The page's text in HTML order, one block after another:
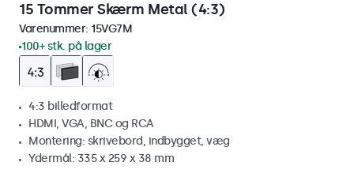
15 Tommer Skærm Metal (4:3)
Varenummer: 15VG7M
100+ stk. på lager
4:3 billedformat
HDMI, VGA, BNC og RCA
Montering: skrivebord, indbygget, væg
Ydermål: 335 x 259 x 38 mm